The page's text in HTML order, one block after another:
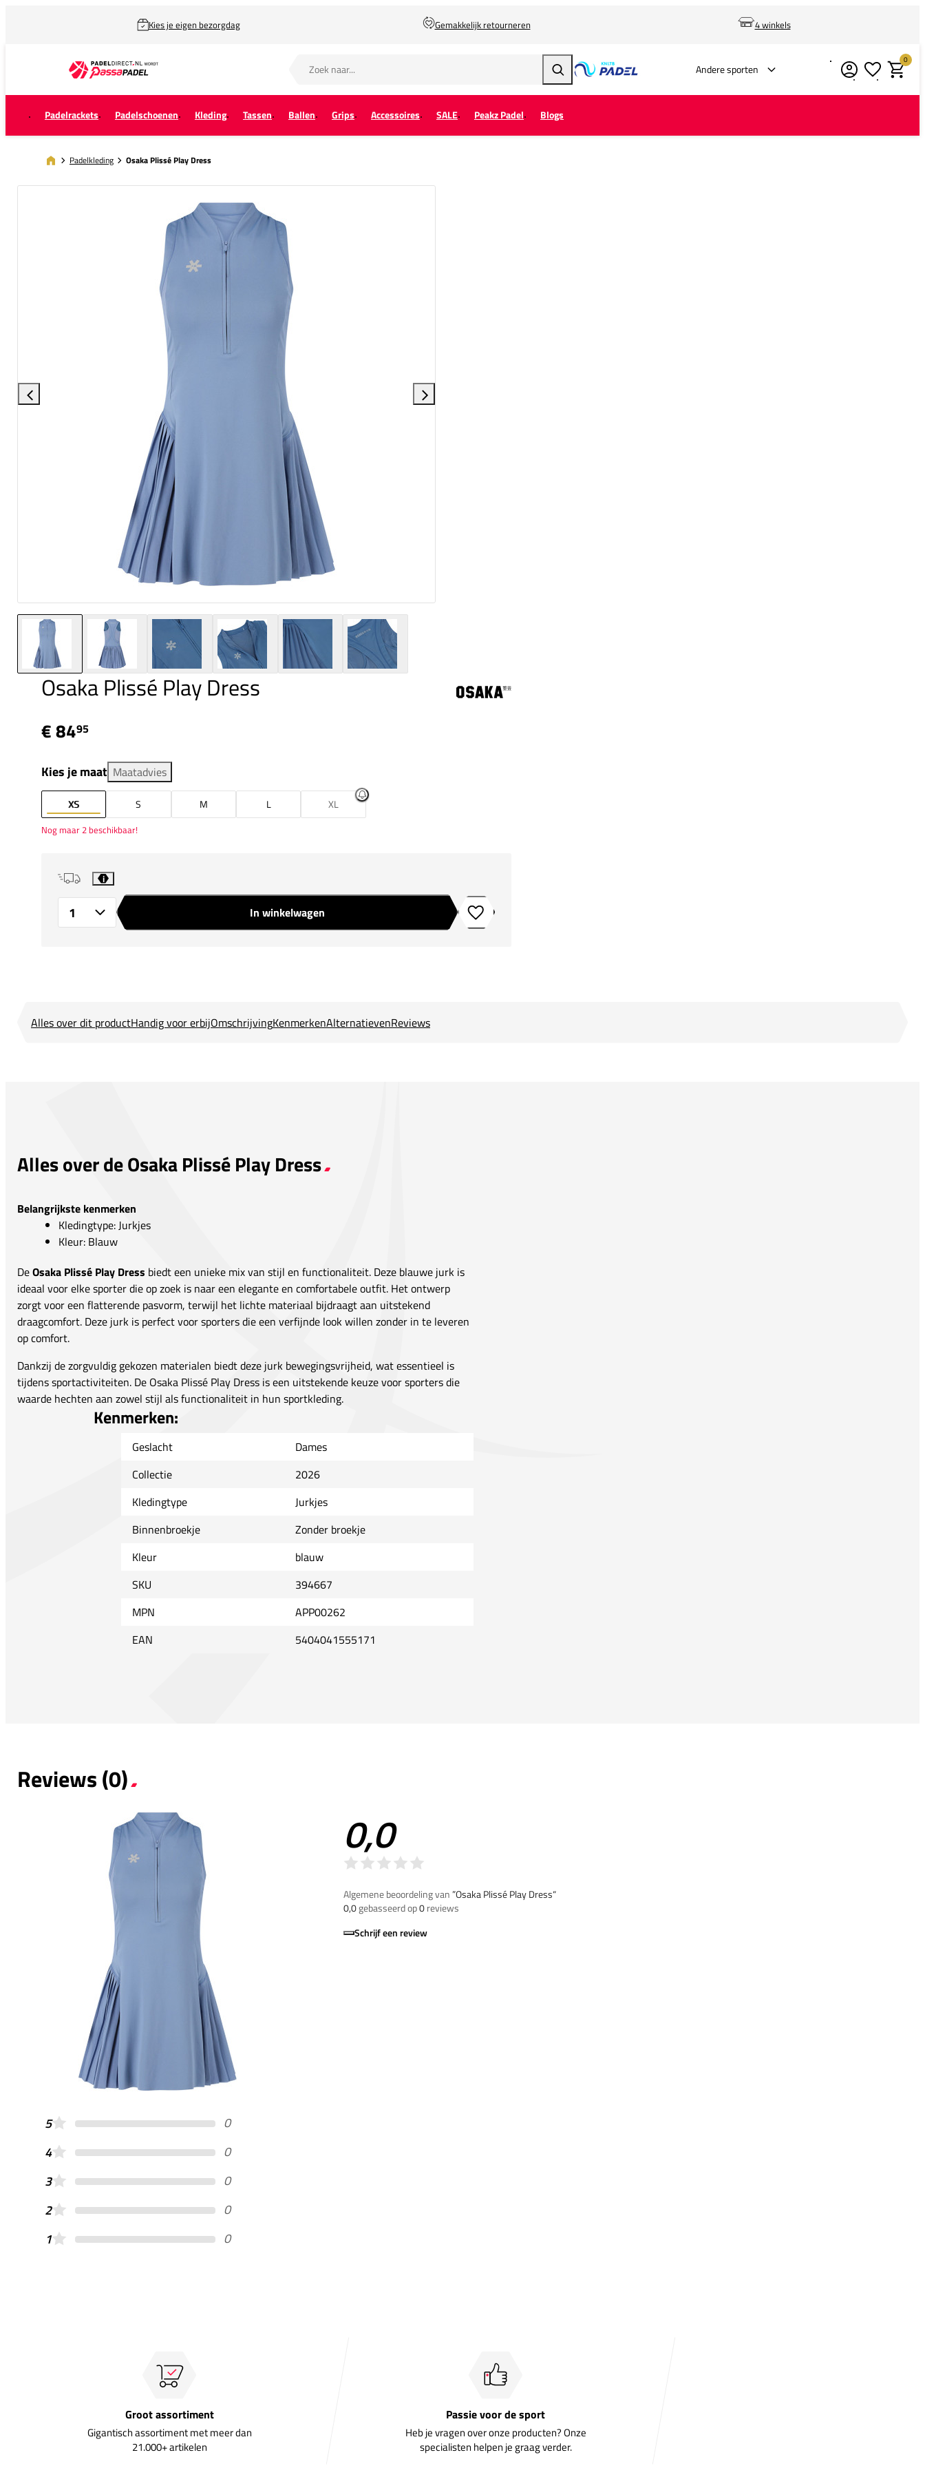
Kies je eigen bezorgdag Gemakkelijk retourneren 4 winkels
Zoeken Andere sporten Verlanglijstje
0
Padelrackets Padelschoenen Kleding Tassen Ballen Grips Accessoires SALE Peakz Padel Blogs
Padelkleding Osaka Plissé Play Dress
Osaka Plissé Play Dress
€ 8495
Kies je maat Maatadvies
XS S M L XL
Nog maar 2 beschikbaar!
i
In winkelwagen Toevoegen aan verlanglijstje
Alles over dit productHandig voor erbijOmschrijvingKenmerkenAlternatievenReviews
Alles over de Osaka Plissé Play Dress
Belangrijkste kenmerken
Kledingtype: Jurkjes
Kleur: Blauw
DeOsaka Plissé Play Dress biedt een unieke mix van stijl en functionaliteit. Deze blauwe jurk is
ideaal voor elke sporter die op zoek is naar een elegante en comfortabele outfit. Het ontwerp
zorgt voor een flatterende pasvorm, terwijl het lichte materiaal bijdraagt aan uitstekend
draagcomfort. Deze jurk is perfect voor sporters die een verfijnde look willen zonder in te leveren
op comfort.
Dankzij de zorgvuldig gekozen materialen biedt deze jurk bewegingsvrijheid, wat essentieel is
tijdens sportactiviteiten. De Osaka Plissé Play Dress is een uitstekende keuze voor sporters die
waarde hechten aan zowel stijl als functionaliteit in hun sportkleding.
Kenmerken:
Geslacht
Dames
Collectie
2026
Kledingtype
Jurkjes
Binnenbroekje
Zonder broekje
Kleur
blauw
SKU
394667
MPN
APP00262
EAN
5404041555171
Reviews (0)
0,0
Algemene beoordeling van”Osaka Plissé Play Dress“
0,0gebasseerd op0reviews
Schrijf een review
5
0
4
0
3
0
2
0
1
0
Groot assortiment
Gigantisch assortiment met meer dan
21.000+ artikelen
Passie voor de sport
Heb je vragen over onze producten? Onze
specialisten helpen je graag verder.